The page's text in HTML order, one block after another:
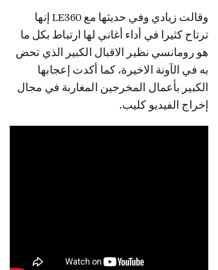
وقالت زيادي وفي حديثها مع LE360 إنها
ترتاح كثيرا في أداء أغاني لها ارتباط بكل ما
هو رومانسي نظير الاقبال الكبير الذي تحض
به في الآونة الاخيرة، كما أكدت إعجابها
الكبير بأعمال المخرجين المغاربة في مجال
إخراج الفيديو كليب.